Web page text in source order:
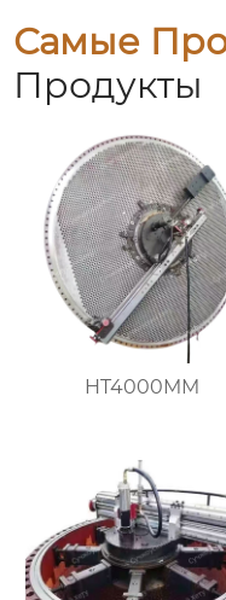
Самые
Продукты
HT4000MM